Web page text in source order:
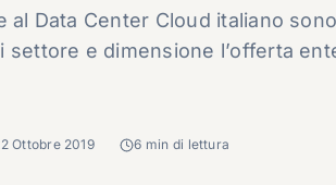
al Data Center Cloud italiano
settore e dimensione l’offerta
Ottobre 2019 6 min di lettura